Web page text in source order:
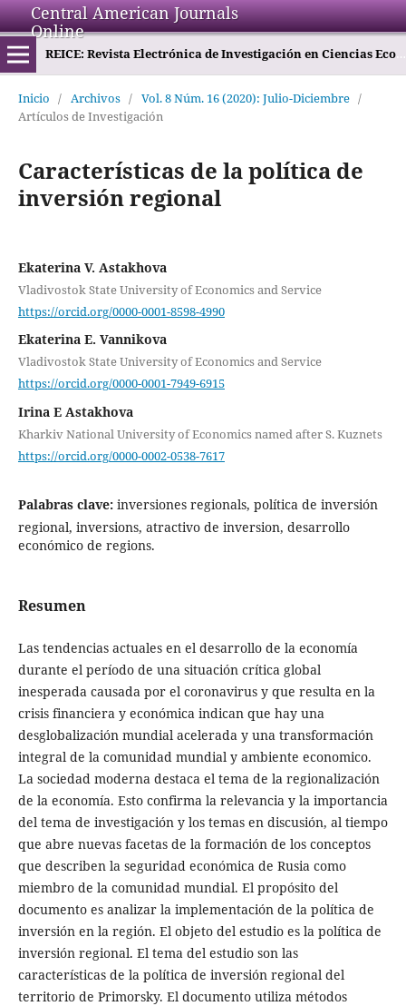
Central American Journals
Online
REICE: Revista Electrónica de Investigación en Ciencias Económicas
Inicio / Archivos / Vol. 8 Núm. 16 (2020): Julio-Diciembre /
Artículos de Investigación
Características de la política de
inversión regional
Ekaterina V. Astakhova
Vladivostok State University of Economics and Service
https://orcid.org/0000-0001-8598-4990
Ekaterina E. Vannikova
Vladivostok State University of Economics and Service
https://orcid.org/0000-0001-7949-6915
Irina E Astakhova
Kharkiv National University of Economics named after S. Kuznets
https://orcid.org/0000-0002-0538-7617
Palabras clave: inversiones regionals, política de inversión
regional, inversions, atractivo de inversion, desarrollo
económico de regions.
Resumen
Las tendencias actuales en el desarrollo de la economía
durante el período de una situación crítica global
inesperada causada por el coronavirus y que resulta en la
crisis financiera y económica indican que hay una
desglobalización mundial acelerada y una transformación
integral de la comunidad mundial y ambiente economico.
La sociedad moderna destaca el tema de la regionalización
de la economía. Esto confirma la relevancia y la importancia
del tema de investigación y los temas en discusión, al tiempo
que abre nuevas facetas de la formación de los conceptos
que describen la seguridad económica de Rusia como
miembro de la comunidad mundial. El propósito del
documento es analizar la implementación de la política de
inversión en la región. El objeto del estudio es la política de
inversión regional. El tema del estudio son las
características de la política de inversión regional del
territorio de Primorsky. El documento utiliza métodos